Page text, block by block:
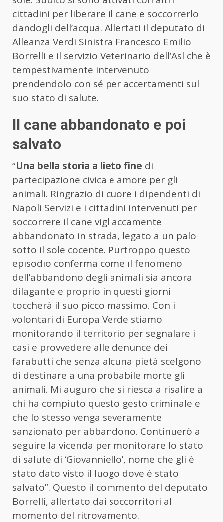
cittadini per liberare il cane e soccorrerlo
dandogli dell’acqua. Allertati il deputato di
Alleanza Verdi Sinistra Francesco Emilio
Borrelli e il servizio Veterinario dell’Asl che è
tempestivamente intervenuto
prendendolo con sé per accertamenti sul
suo stato di salute.
Il cane abbandonato e poi
salvato
“Una bella storia a lieto fine di
partecipazione civica e amore per gli
animali. Ringrazio di cuore i dipendenti di
Napoli Servizi e i cittadini intervenuti per
soccorrere il cane vigliaccamente
abbandonato in strada, legato a un palo
sotto il sole cocente. Purtroppo questo
episodio conferma come il fenomeno
dell’abbandono degli animali sia ancora
dilagante e proprio in questi giorni
toccherà il suo picco massimo. Con i
volontari di Europa Verde stiamo
monitorando il territorio per segnalare i
casi e provvedere alle denunce dei
farabutti che senza alcuna pietà scelgono
di destinare a una probabile morte gli
animali. Mi auguro che si riesca a risalire a
chi ha compiuto questo gesto criminale e
che lo stesso venga severamente
sanzionato per abbandono. Continuerò a
seguire la vicenda per monitorare lo stato
di salute di ‘Giovanniello’, nome che gli è
stato dato visto il luogo dove è stato
salvato”. Questo il commento del deputato
Borrelli, allertato dai soccorritori al
momento del ritrovamento.